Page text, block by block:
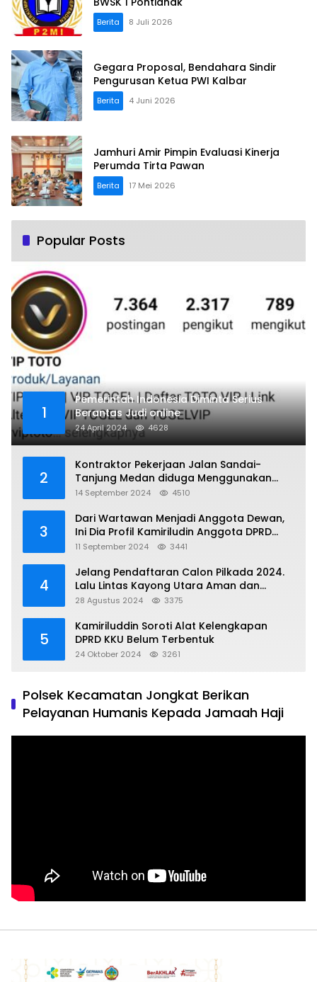
Berita 8 Juli 2026
Gegara Proposal, Bendahara Sindir
Pengurusan Ketua PWI Kalbar
Berita 4 Juni 2026
Jamhuri Amir Pimpin Evaluasi Kinerja
Perumda Tirta Pawan
Berita 17 Mei 2026
Popular Posts
1
Pemerintah Indonesia Diminta Serius
Berantas Judi online
24 April 2024 4628
2
Kontraktor Pekerjaan Jalan Sandai-
Tanjung Medan diduga Menggunakan
Matrial Tanah tak Berizin Resmi
14 September 2024 4510
3
Dari Wartawan Menjadi Anggota Dewan,
Ini Dia Profil Kamiriludin Anggota DPRD
Dapil 1 KKU
11 September 2024 3441
4
Jelang Pendaftaran Calon Pilkada 2024.
Lalu Lintas Kayong Utara Aman dan
Kondusif
28 Agustus 2024 3375
5
Kamiriluddin Soroti Alat Kelengkapan
DPRD KKU Belum Terbentuk
24 Oktober 2024 3261
Polsek Kecamatan Jongkat Berikan
Pelayanan Humanis Kepada Jamaah Haji